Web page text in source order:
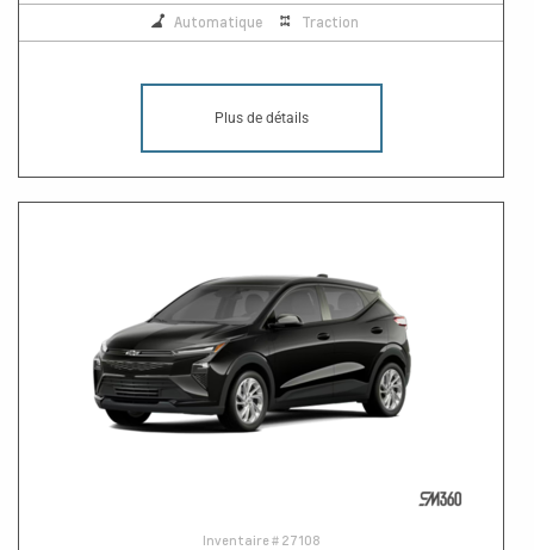
Automatique Traction
Plus de détails
Inventaire # 27108